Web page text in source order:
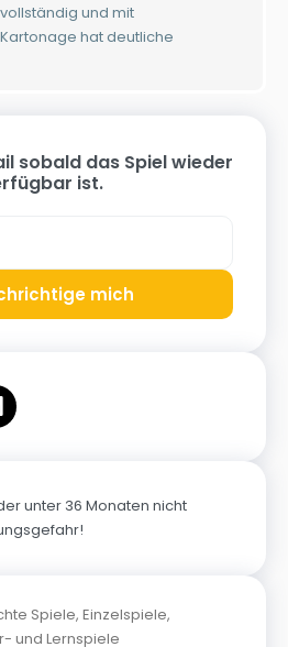
und mit
hat deutliche
sobald das Spiel wieder
ist.
mich
unter 36 Monaten nicht
Spiele, Einzelspiele,
und Lernspiele